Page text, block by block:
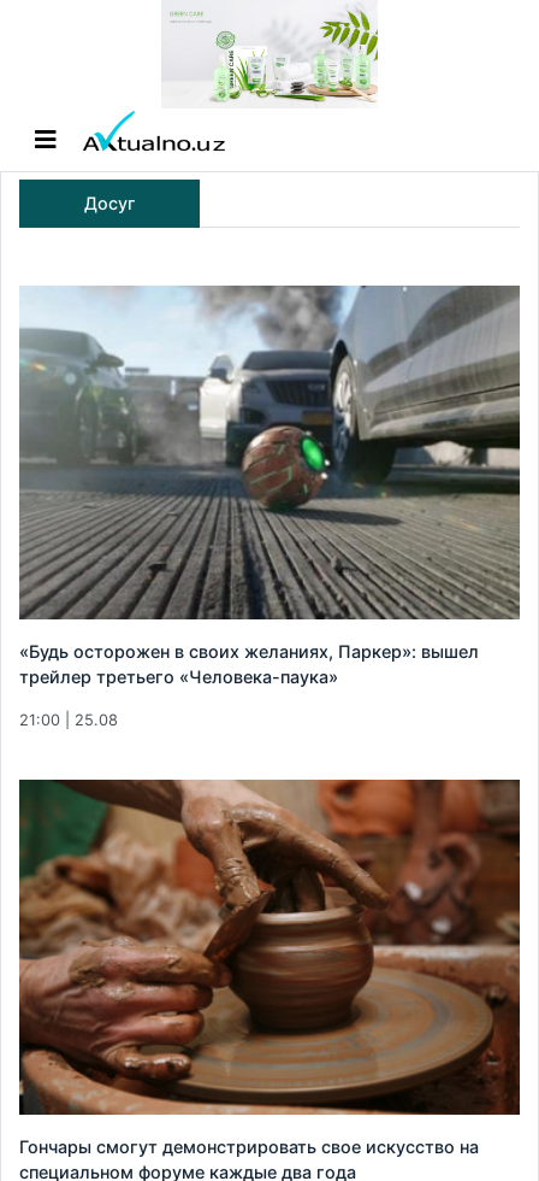
Досуг
«Будь осторожен в своих желаниях, Паркер»: вышел
трейлер третьего «Человека-паука»
21:00 | 25.08
Гончары смогут демонстрировать свое искусство на
специальном форуме каждые два года